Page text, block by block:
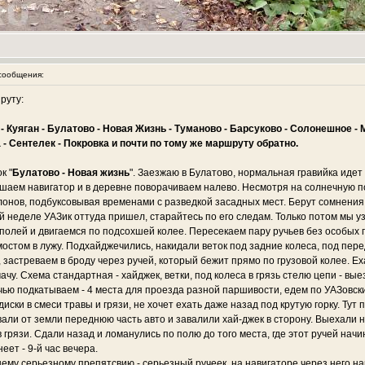
- Куяган - Булатово - Новая Жизнь - Туманово - Барсуково -
- Покровка и почти по тому же маршруту обратно.
"Булатово - Новая жизнь". Заезжаю в Булатово, нормальная гравийка
навигатор и в деревне поворачиваем налево. Несмотря на солнечную
подбуксовывая временами с разведкой засадных мест. Берут
УАЗик оттуда пришел, старайтесь по его следам. Только потом мы
и двигаемся по подсохшей колее. Пересекаем пару ручьев без
в лужу. Подхайджечились, накидали веток под задние колеса, под
в броду через ручей, который бежит прямо по грузовой колее.
Схема стандартная - хайджек, ветки, под колеса в грязь стелю цепи -
подкатываем - 4 места для проезда разной паршивости, едем по
в смеси травы и грязи, не хочет ехать даже назад под крутую горку.
от земли переднюю часть авто и завалили хай-джек в сторону.
Сдали назад и ломанулись по полю до того места, где этот ручей
- 9-й час вечера.